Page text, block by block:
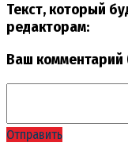
Текст, который
редакторам:
Ваш комментарий
Отправить